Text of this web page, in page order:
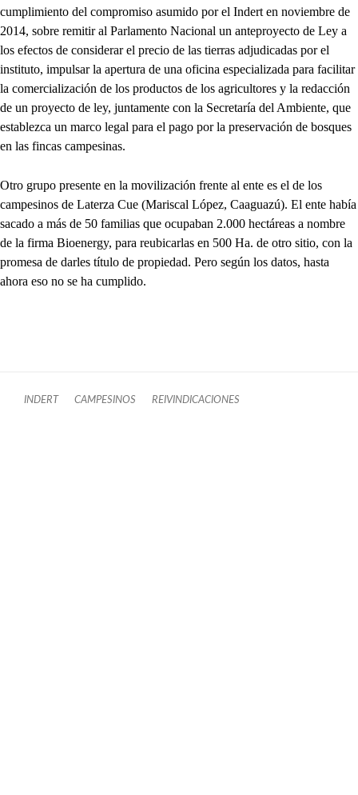
cumplimiento del compromiso asumido por el Indert en noviembre de
2014, sobre remitir al Parlamento Nacional un anteproyecto de Ley a
los efectos de considerar el precio de las tierras adjudicadas por el
instituto, impulsar la apertura de una oficina especializada para facilitar
la comercialización de los productos de los agricultores y la redacción
de un proyecto de ley, juntamente con la Secretaría del Ambiente, que
establezca un marco legal para el pago por la preservación de bosques
en las fincas campesinas.
Otro grupo presente en la movilización frente al ente es el de los
campesinos de Laterza Cue (Mariscal López, Caaguazú). El ente había
sacado a más de 50 familias que ocupaban 2.000 hectáreas a nombre
de la firma Bioenergy, para reubicarlas en 500 Ha. de otro sitio, con la
promesa de darles título de propiedad. Pero según los datos, hasta
ahora eso no se ha cumplido.
INDERT CAMPESINOS REIVINDICACIONES